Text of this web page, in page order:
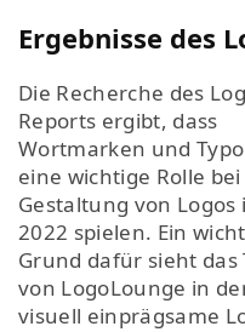
Ergebnisse des
Die Recherche des
Reports ergibt, dass
Wortmarken und
eine wichtige Rolle
Gestaltung von Logos
2022 spielen. Ein
Grund dafür sieht das
von LogoLounge in
visuell einprägsame